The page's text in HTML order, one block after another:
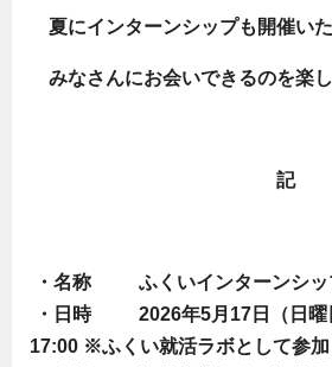
夏にインターンシップも開催いた
みなさんにお会いできるのを楽
記
・名称 ふくいインターンシッ
・日時 2026年5月17日（日曜
17:00 ※ふくい就活ラボとして参加